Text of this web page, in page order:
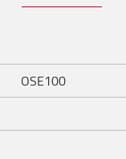
OSE100